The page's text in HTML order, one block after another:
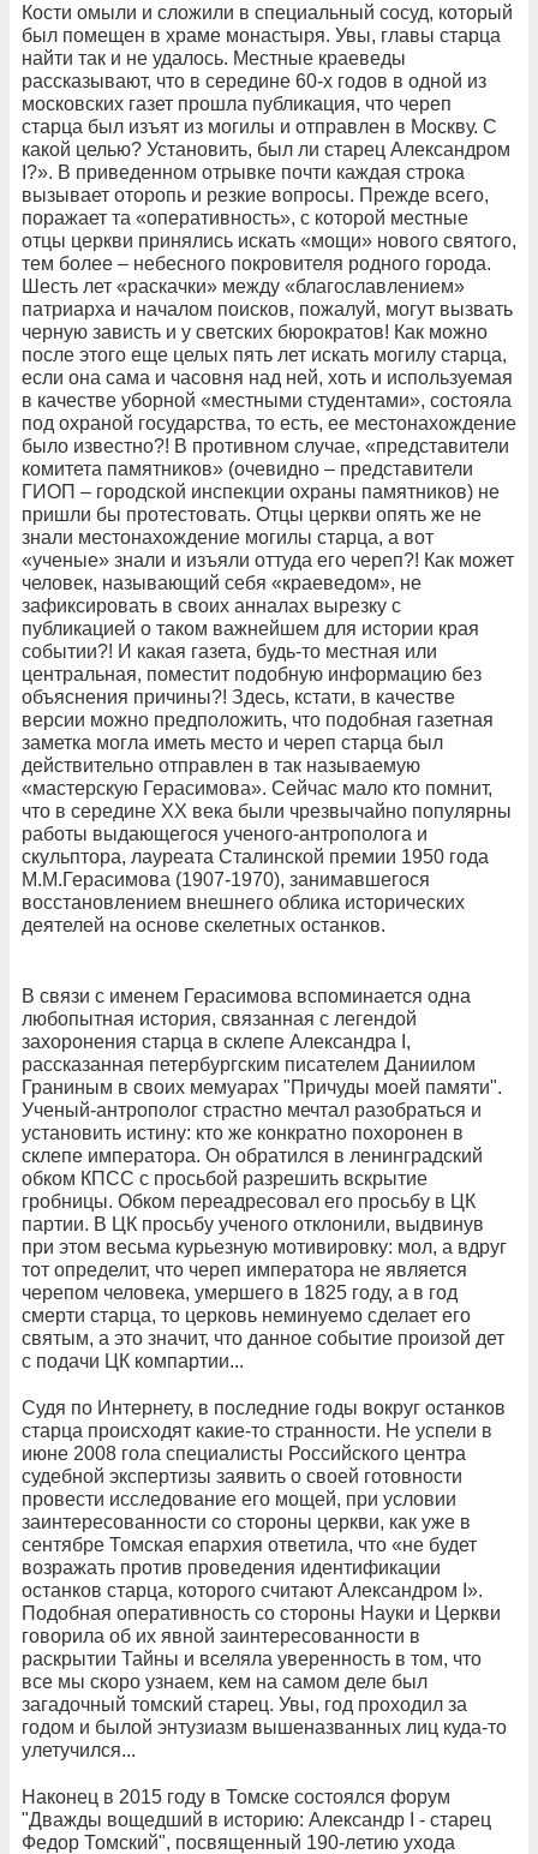
Кости омыли и сложили в специальный сосуд, который
был помещен в храме монастыря. Увы, главы старца
найти так и не удалось. Местные краеведы
рассказывают, что в середине 60-х годов в одной из
московских газет прошла публикация, что череп
старца был изъят из могилы и отправлен в Москву. С
какой целью? Установить, был ли старец Александром
I?». В приведенном отрывке почти каждая строка
вызывает оторопь и резкие вопросы. Прежде всего,
поражает та «оперативность», с которой местные
отцы церкви принялись искать «мощи» нового святого,
тем более – небесного покровителя родного города.
Шесть лет «раскачки» между «благославлением»
патриарха и началом поисков, пожалуй, могут вызвать
черную зависть и у светских бюрократов! Как можно
после этого еще целых пять лет искать могилу старца,
если она сама и часовня над ней, хоть и используемая
в качестве уборной «местными студентами», состояла
под охраной государства, то есть, ее местонахождение
было известно?! В противном случае, «представители
комитета памятников» (очевидно – представители
ГИОП – городской инспекции охраны памятников) не
пришли бы протестовать. Отцы церкви опять же не
знали местонахождение могилы старца, а вот
«ученые» знали и изъяли оттуда его череп?! Как может
человек, называющий себя «краеведом», не
зафиксировать в своих анналах вырезку с
публикацией о таком важнейшем для истории края
событии?! И какая газета, будь-то местная или
центральная, поместит подобную информацию без
объяснения причины?! Здесь, кстати, в качестве
версии можно предположить, что подобная газетная
заметка могла иметь место и череп старца был
действительно отправлен в так называемую
«мастерскую Герасимова». Сейчас мало кто помнит,
что в середине ХХ века были чрезвычайно популярны
работы выдающегося ученого-антрополога и
скульптора, лауреата Сталинской премии 1950 года
М.М.Герасимова (1907-1970), занимавшегося
восстановлением внешнего облика исторических
деятелей на основе скелетных останков.
В связи с именем Герасимова вспоминается одна
любопытная история, связанная с легендой
захоронения старца в склепе Александра I,
рассказанная петербургским писателем Даниилом
Граниным в своих мемуарах "Причуды моей памяти".
Ученый-антрополог страстно мечтал разобраться и
установить истину: кто же конкратно похоронен в
склепе императора. Он обратился в ленинградский
обком КПСС с просьбой разрешить вскрытие
гробницы. Обком переадресовал его просьбу в ЦК
партии. В ЦК просьбу ученого отклонили, выдвинув
при этом весьма курьезную мотивировку: мол, а вдруг
тот определит, что череп императора не является
черепом человека, умершего в 1825 году, а в год
смерти старца, то церковь неминуемо сделает его
святым, а это значит, что данное событие произой дет
с подачи ЦК компартии...
Судя по Интернету, в последние годы вокруг останков
старца происходят какие-то странности. Не успели в
июне 2008 гола специалисты Российского центра
судебной экспертизы заявить о своей готовности
провести исследование его мощей, при условии
заинтересованности со стороны церкви, как уже в
сентябре Томская епархия ответила, что «не будет
возражать против проведения идентификации
останков старца, которого считают Александром I».
Подобная оперативность со стороны Науки и Церкви
говорила об их явной заинтересованности в
раскрытии Тайны и вселяла уверенность в том, что
все мы скоро узнаем, кем на самом деле был
загадочный томский старец. Увы, год проходил за
годом и былой энтузиазм вышеназванных лиц куда-то
улетучился...
Наконец в 2015 году в Томске состоялся форум
"Дважды вощедший в историю: Александр I - старец
Федор Томский", посвященный 190-летию ухода